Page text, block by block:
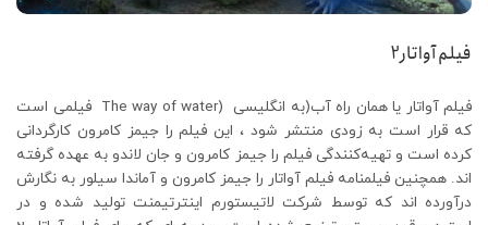
فیلم آواتار2
فیلم آواتار یا همان راه آب(به انگلیسی (The way of water فیلمی است
که قرار است به زودی منتشر شود ، این فیلم را جیمز کامرون کارگردانی
کرده است و تهیه‌کنندگی فیلم را جیمز کامرون و جان لاندو به عهده گرفته
اند. همچنین فیلمنامه فیلم آواتار را جیمز کامرون و آماندا سیلور به نگارش
درآورده اند که توسط شرکت لاتیستورم اینترتیمنت تولید شده و در